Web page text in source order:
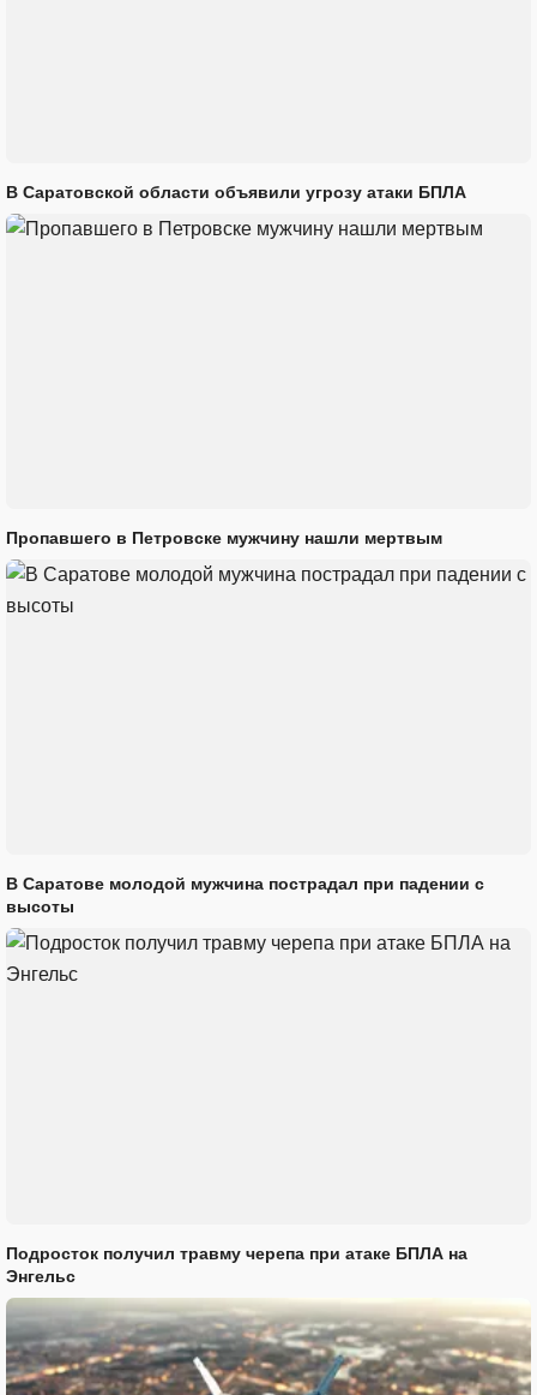
В Саратовской области объявили угрозу атаки БПЛА
Пропавшего в Петровске мужчину нашли мертвым
В Саратове молодой мужчина пострадал при падении с
высоты
Подросток получил травму черепа при атаке БПЛА на
Энгельс